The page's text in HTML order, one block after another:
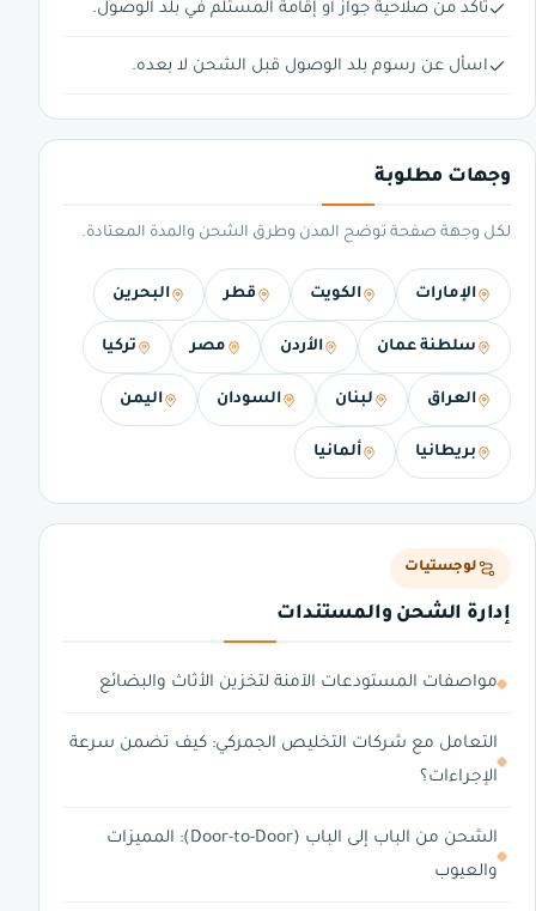
تأكد من صلاحية جواز أو إقامة المستلم في بلد الوصول.
اسأل عن رسوم بلد الوصول قبل الشحن لا بعده.
وجهات مطلوبة
لكل وجهة صفحة توضح المدن وطرق الشحن والمدة المعتادة.
الإمارات الكويت قطر البحرين
سلطنة عمان الأردن مصر تركيا
العراق لبنان السودان اليمن
بريطانيا ألمانيا
لوجستيات
إدارة الشحن والمستندات
مواصفات المستودعات الآمنة لتخزين الأثاث والبضائع
التعامل مع شركات التخليص الجمركي: كيف تضمن سرعة
الإجراءات؟
الشحن من الباب إلى الباب (Door-to-Door): المميزات
والعيوب